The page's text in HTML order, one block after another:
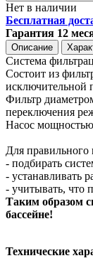
Нет в наличии
Бесплатная
Гарантия 12
Описание
Система
Состоит из
исключительной
Фильтр
переключения
Насос мощностью
Для
- подбирать
- устанавливать
- учитывать, что
Таким образом
бассейне!
Технические